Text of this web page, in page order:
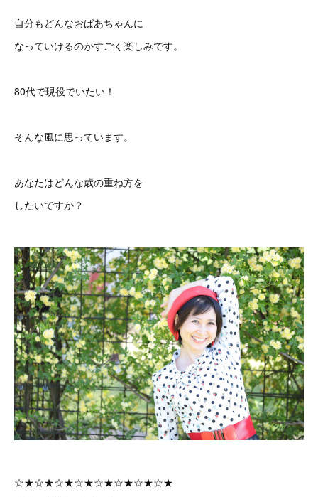
自分もどんなおばあちゃんに
なっていけるのかすごく楽しみです。
80代で現役でいたい！
そんな風に思っています。
あなたはどんな歳の重ね方を
したいですか？
☆★☆★☆★☆★☆★☆★☆★☆★